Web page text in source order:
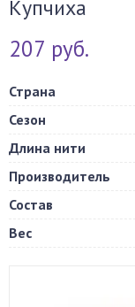
Купчиха
207 руб.
Страна
Сезон
Длина нити
Производитель
Состав
Вес